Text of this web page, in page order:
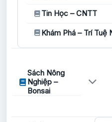
Tin Học – CNTT
Khám Phá – Trí Tuệ
Sách Nông
Nghiệp –
Bonsai